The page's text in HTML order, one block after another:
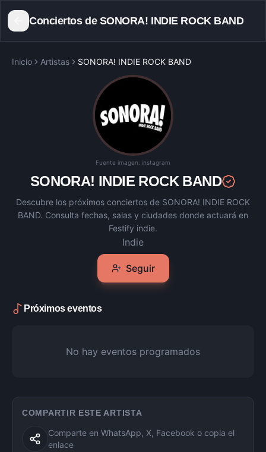
Conciertos de SONORA! INDIE ROCK BAND
Inicio Artistas SONORA! INDIE ROCK BAND
Fuente imagen: instagram
SONORA! INDIE ROCK BAND
Descubre los próximos conciertos de SONORA! INDIE ROCK
BAND. Consulta fechas, salas y ciudades donde actuará en
Festify indie.
Indie
Seguir
Próximos eventos
No hay eventos programados
COMPARTIR ESTE ARTISTA
Comparte en WhatsApp, X, Facebook o copia el
enlace